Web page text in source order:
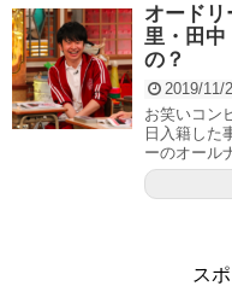
オード
里・田
の？
2019/11/
お笑いコン
日入籍した
ーのオール
ス